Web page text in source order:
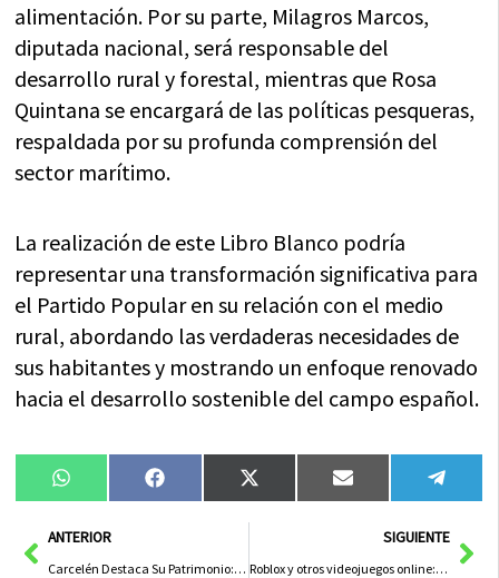
alimentación. Por su parte, Milagros Marcos,
diputada nacional, será responsable del
desarrollo rural y forestal, mientras que Rosa
Quintana se encargará de las políticas pesqueras,
respaldada por su profunda comprensión del
sector marítimo.
La realización de este Libro Blanco podría
representar una transformación significativa para
el Partido Popular en su relación con el medio
rural, abordando las verdaderas necesidades de
sus habitantes y mostrando un enfoque renovado
hacia el desarrollo sostenible del campo español.
Compartir
en
WhatsAppCompartir
en
FacebookCompartir
en
X
(Twitter)
Compartir
en
Email
en
AntANTERIOR
Carcelén Destaca Su Patrimonio: Tradición, Cultura y Arqueología
SIGUIENTE
Roblox y otros videojuegos online: guía completa para que los padres protejan a sus hijos en un mundo digital lleno de riesgos